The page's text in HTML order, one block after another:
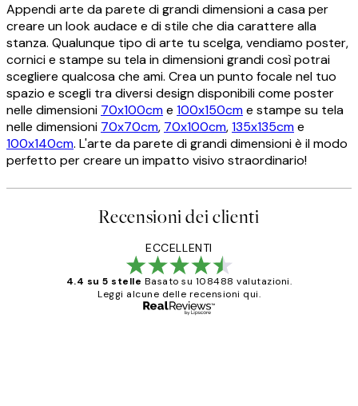
Appendi arte da parete di grandi dimensioni a casa per
creare un look audace e di stile che dia carattere alla
stanza. Qualunque tipo di arte tu scelga, vendiamo poster,
cornici e stampe su tela in dimensioni grandi così potrai
scegliere qualcosa che ami. Crea un punto focale nel tuo
spazio e scegli tra diversi design disponibili come poster
nelle dimensioni 70x100cme 100x150cme stampe su tela
nelle dimensioni 70x70cm, 70x100cm,135x135cme
100x140cm. L'arte da parete di grandi dimensioni è il modo
perfetto per creare un impatto visivo straordinario!
Recensioni dei clienti
ECCELLENTI
4.4 su 5 stelle Basato su 108488 valutazioni.
Leggi alcune delle recensioni qui.